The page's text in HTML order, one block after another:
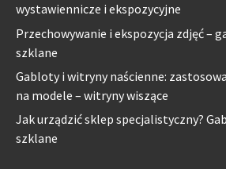
wystawiennicze i ekspozycyjne
Przechowywanie i ekspozycja zdjęć –
szklane
Gabloty i witryny naścienne:
na modele – witryny wiszące
Jak urządzić sklep specjalistyczny?
szklane